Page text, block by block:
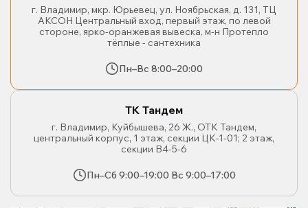
г. Владимир, мкр. Юрьевец, ул. Ноябрьская, д. 131, ТЦ
АКСОН Центральный вход, первый этаж, по левой
стороне, ярко-оранжевая вывеска, м-н Протепло
тёплые - сантехника
Пн–Вс 8:00–20:00
ТК Тандем
г. Владимир, Куйбышева, 26 Ж., ОТК Тандем,
центральный корпус, 1 этаж, секции ЦК-1-01; 2 этаж,
секции В4-5-6
Пн–Сб 9:00–19:00 Вс 9:00–17:00